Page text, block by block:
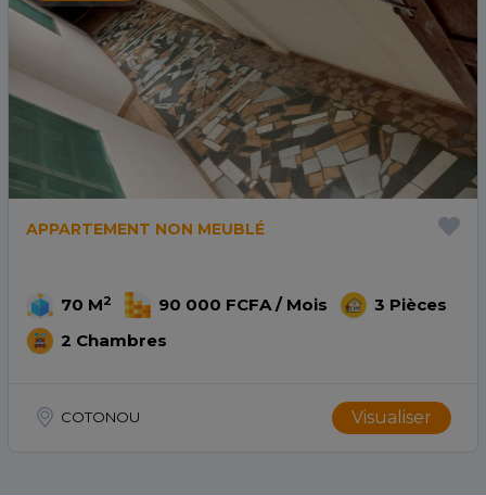
APPARTEMENT NON MEUBLÉ
70 M2 90 000 FCFA / Mois
3 Pièces
2 Chambres
COTONOU Visualiser